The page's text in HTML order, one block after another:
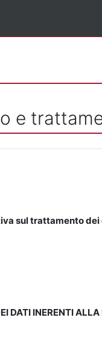
e
sul trattamento dei
DATI INERENTI